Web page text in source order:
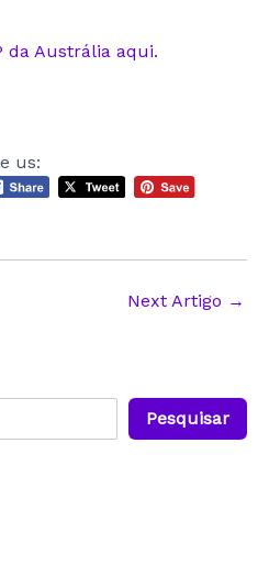
da Austrália aqui.
us:
Next Artigo →
Pesquisar